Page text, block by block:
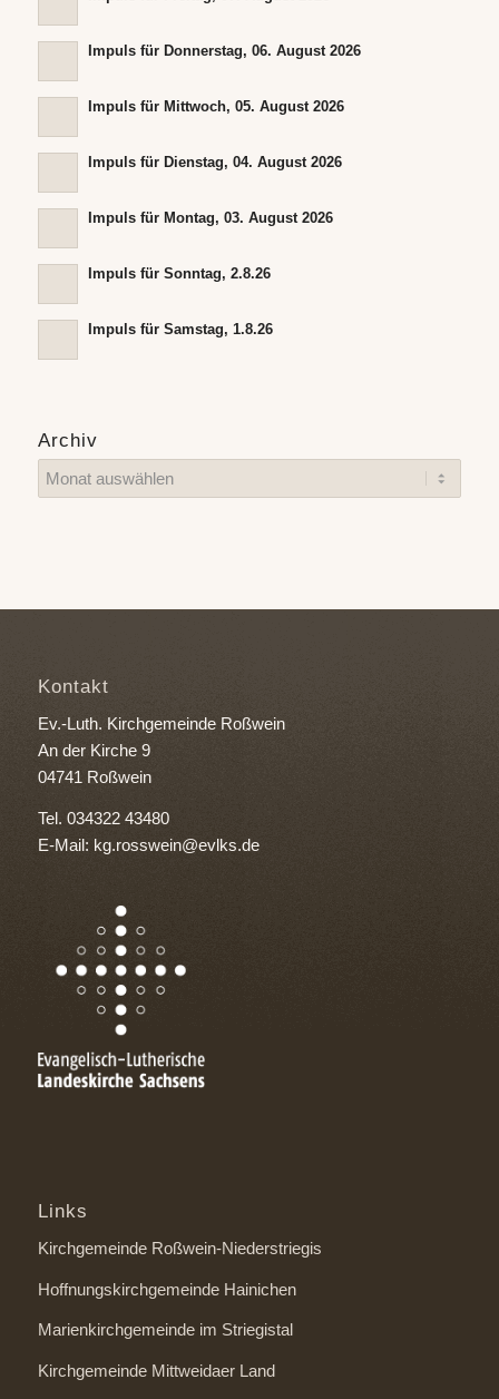
Impuls für Donnerstag, 06. August 2026
Impuls für Mittwoch, 05. August 2026
Impuls für Dienstag, 04. August 2026
Impuls für Montag, 03. August 2026
Impuls für Sonntag, 2.8.26
Impuls für Samstag, 1.8.26
Archiv
Kontakt
Ev.-Luth. Kirchgemeinde Roßwein
An der Kirche 9
04741 Roßwein
Tel. 034322 43480
E-Mail: kg.rosswein@evlks.de
Links
Kirchgemeinde Roßwein-Niederstriegis
Hoffnungskirchgemeinde Hainichen
Marienkirchgemeinde im Striegistal
Kirchgemeinde Mittweidaer Land